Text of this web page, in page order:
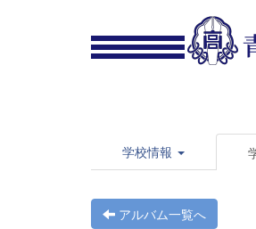
学校情報
アルバム一覧へ